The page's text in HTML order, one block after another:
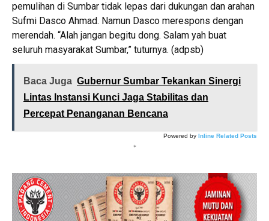
pemulihan di Sumbar tidak lepas dari dukungan dan arahan
Sufmi Dasco Ahmad. Namun Dasco merespons dengan
merendah. “Alah jangan begitu dong. Salam yah buat
seluruh masyarakat Sumbar,” tuturnya. (adpsb)
Baca Juga Gubernur Sumbar Tekankan Sinergi
Lintas Instansi Kunci Jaga Stabilitas dan
Percepat Penanganan Bencana
Powered by Inline Related Posts
*